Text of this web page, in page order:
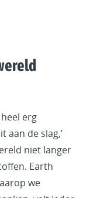
erg
aan de slag,’
niet langer
Earth
we